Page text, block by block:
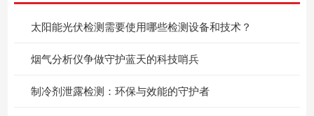
太阳能光伏检测需要使用哪些检测设备和技术？
烟气分析仪争做守护蓝天的科技哨兵
制冷剂泄露检测：环保与效能的守护者